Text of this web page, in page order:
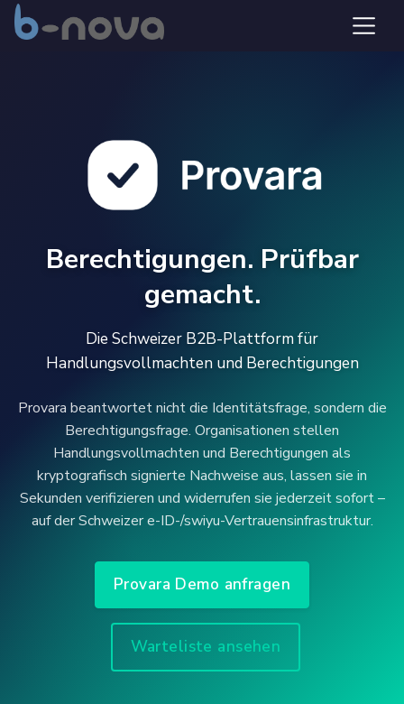
Berechtigungen. Prüfbar
gemacht.
Die Schweizer B2B-Plattform für
Handlungsvollmachten und Berechtigungen
Provara beantwortet nicht die Identitätsfrage, sondern die
Berechtigungsfrage. Organisationen stellen
Handlungsvollmachten und Berechtigungen als
kryptografisch signierte Nachweise aus, lassen sie in
Sekunden verifizieren und widerrufen sie jederzeit sofort –
auf der Schweizer e-ID-/swiyu-Vertrauensinfrastruktur.
Provara Demo anfragen
Warteliste ansehen